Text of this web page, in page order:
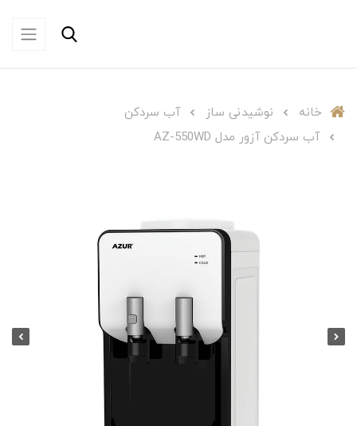
خانه نوشیدنی ساز
آب سردکن
آب سردکن آزور مدل AZ-550WD